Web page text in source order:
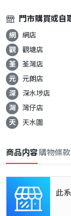
門市購買或自
網 網店
觀
觀塘店
荃
荃灣店
元
元朗店
深
深水埗店
灣
灣仔店
天
天水圍
商品内容購物條
此